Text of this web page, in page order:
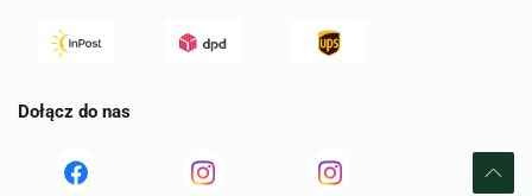
Dołącz do nas